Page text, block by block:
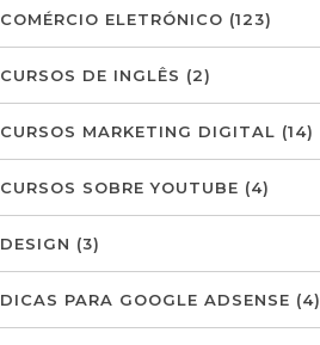
COMÉRCIO ELETRÓNICO (123)
CURSOS DE INGLÊS (2)
CURSOS MARKETING DIGITAL (14)
CURSOS SOBRE YOUTUBE (4)
DESIGN (3)
DICAS PARA GOOGLE ADSENSE (4)